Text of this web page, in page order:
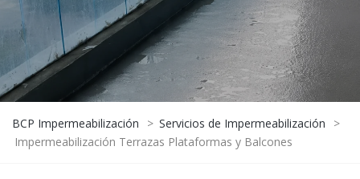
BCP Impermeabilización > Servicios de Impermeabilización
>
Impermeabilización Terrazas Plataformas y Balcones